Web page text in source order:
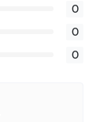
0
0
0